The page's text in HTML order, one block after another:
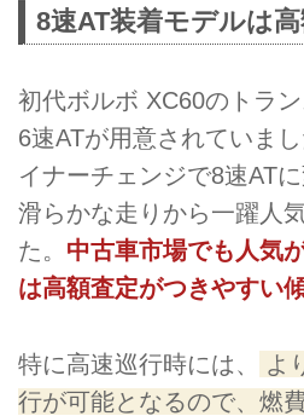
8速AT装着モデルは
初代ボルボ XC60のトラン
6速ATが用意されていま
イナーチェンジで8速AT
滑らかな走りから一躍人
た。 中古車市場でも人気
は高額査定がつきやすい
特に高速巡行時には、
よ
行が可能となるので、燃